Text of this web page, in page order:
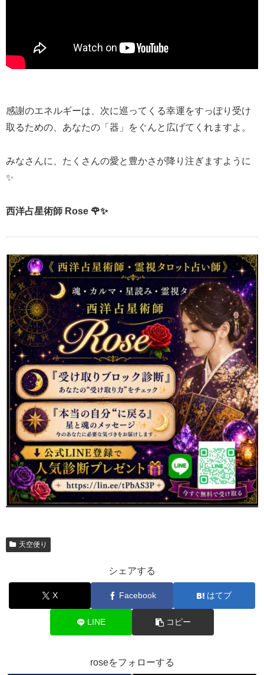
感謝のエネルギーは、次に巡ってくる幸運をすっぽり受け
取るための、あなたの「器」をぐんと広げてくれますよ。
みなさんに、たくさんの愛と豊かさが降り注ぎますように
✨
西洋占星術師 Rose 🌹✨
天空便り
シェアする
X Facebook はてブ
LINE コピー
roseをフォローする